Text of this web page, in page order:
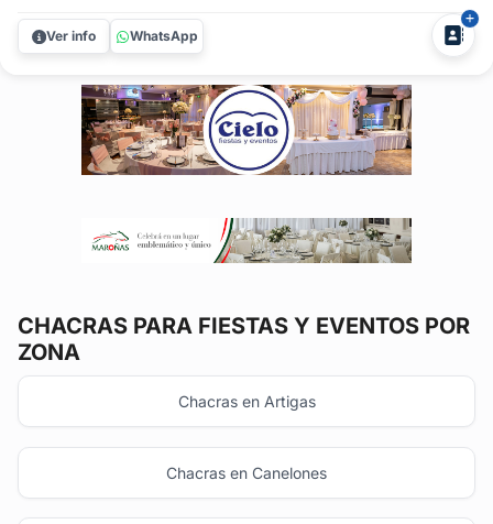
empresariales, a minutos de Montevideo. Con más de
3000 m² de jardines, la...
Ver info WhatsApp
CHACRAS PARA FIESTAS Y EVENTOS POR
ZONA
Chacras en Artigas
Chacras en Canelones